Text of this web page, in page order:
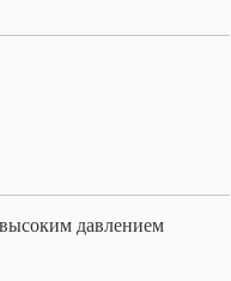
давлением